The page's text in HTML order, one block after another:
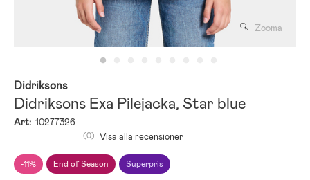
Zooma
Didriksons
Didriksons Exa Pilejacka, Star blue
Art: 10277326
-11% End of Season Superpris
(0) Visa alla recensioner